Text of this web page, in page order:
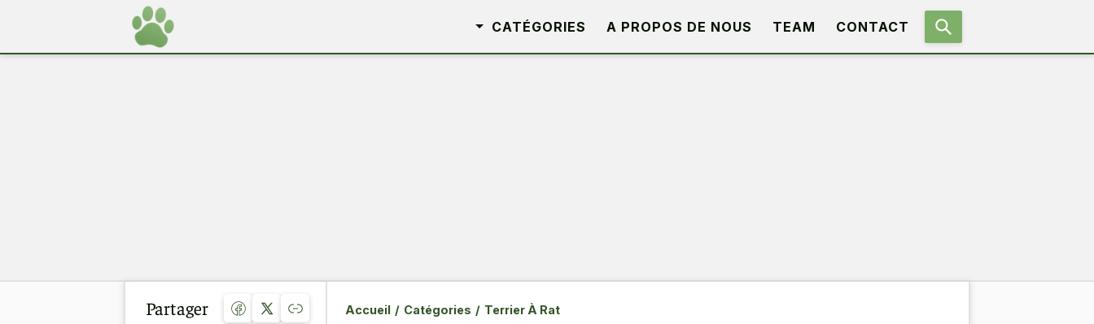
CATÉGORIES A PROPOS DE NOUS TEAM CONTACT
Partager Accueil / Catégories / Terrier À Rat